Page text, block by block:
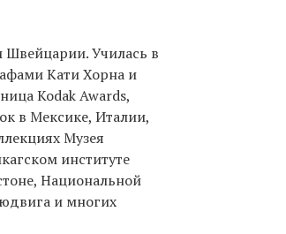
Училась в
Кати Хорна и
Kodak Awards,
в Мексике, Италии,
Музея
институте
Национальной
и многих